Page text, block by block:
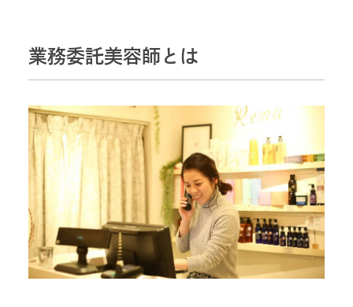
業務委託美容師とは